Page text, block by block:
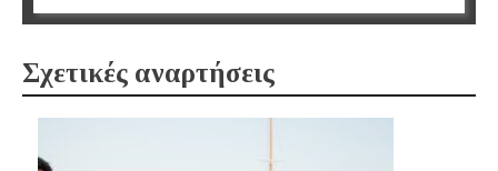
Σχετικές αναρτήσεις